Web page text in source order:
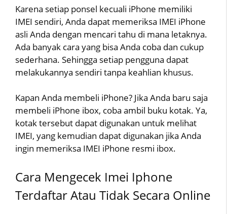
Karena setiap ponsel kecuali iPhone memiliki
IMEI sendiri, Anda dapat memeriksa IMEI iPhone
asli Anda dengan mencari tahu di mana letaknya.
Ada banyak cara yang bisa Anda coba dan cukup
sederhana. Sehingga setiap pengguna dapat
melakukannya sendiri tanpa keahlian khusus.
Kapan Anda membeli iPhone? Jika Anda baru saja
membeli iPhone ibox, coba ambil buku kotak. Ya,
kotak tersebut dapat digunakan untuk melihat
IMEI, yang kemudian dapat digunakan jika Anda
ingin memeriksa IMEI iPhone resmi ibox.
Cara Mengecek Imei Iphone
Terdaftar Atau Tidak Secara Online